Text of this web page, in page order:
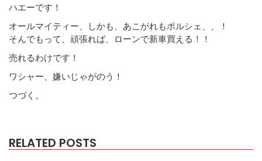
ハエーです！
オールマイティー、しかも、あこがれもポルシェ、、！
そんでもって、頑張れば、ローンで新車買える！！
売れるわけです！
ワシャー、嫌いじゃがのう！
つづく。
RELATED POSTS